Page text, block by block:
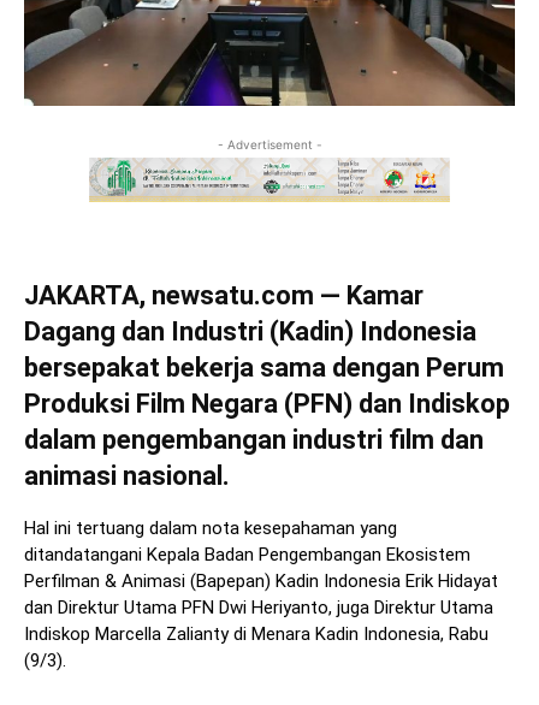
- Advertisement -
JAKARTA, newsatu.com — Kamar
Dagang dan Industri (Kadin) Indonesia
bersepakat bekerja sama dengan Perum
Produksi Film Negara (PFN) dan Indiskop
dalam pengembangan industri film dan
animasi nasional.
Hal ini tertuang dalam nota kesepahaman yang
ditandatangani Kepala Badan Pengembangan Ekosistem
Perfilman & Animasi (Bapepan) Kadin Indonesia Erik Hidayat
dan Direktur Utama PFN Dwi Heriyanto, juga Direktur Utama
Indiskop Marcella Zalianty di Menara Kadin Indonesia, Rabu
(9/3).